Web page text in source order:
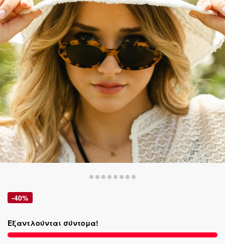
-40%
Εξαντλούνται σύντομα!